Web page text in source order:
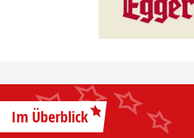
Im Überblick